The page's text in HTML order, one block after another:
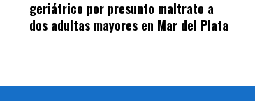
geriátrico por presunto maltrato a
dos adultas mayores en Mar del Plata